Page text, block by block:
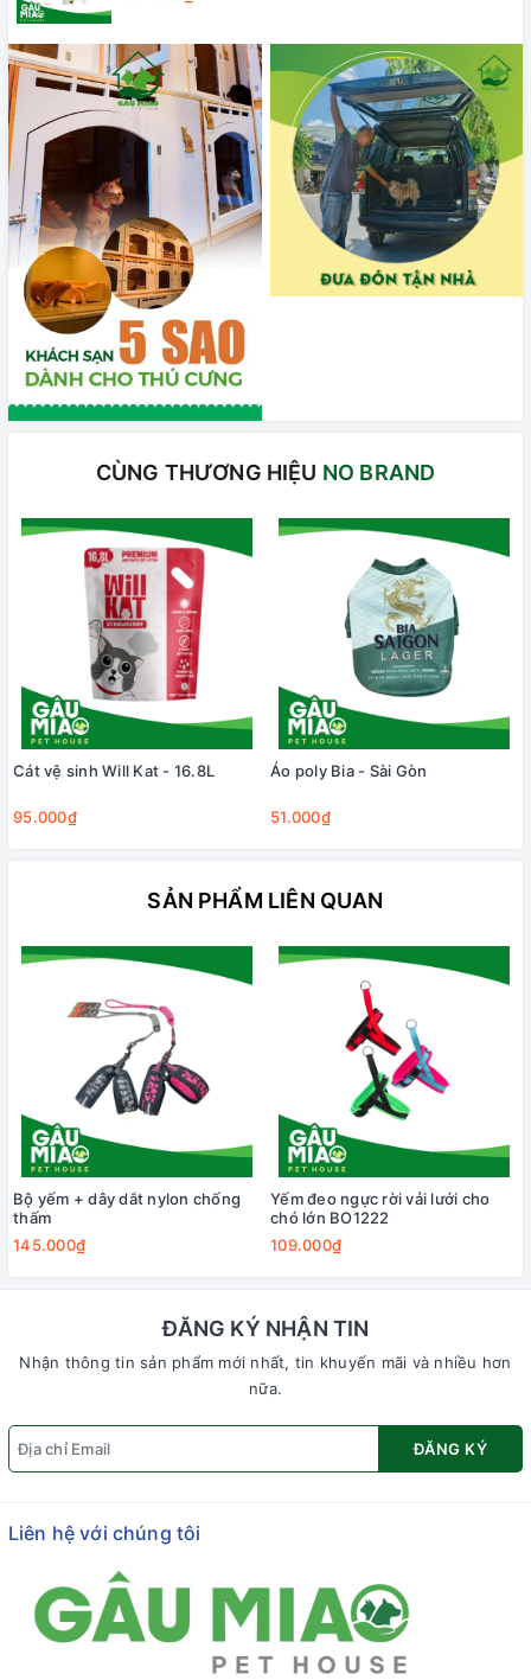
CÙNG THƯƠNG HIỆU NO BRAND
Cát vệ sinh Will Kat - 16.8L
95.000₫
Áo poly Bia - Sài Gòn
51.000₫
SẢN PHẨM LIÊN QUAN
Bộ yếm + dây dắt nylon chống
thấm
145.000₫
Yếm đeo ngực rời vải lưới cho
chó lớn BO1222
109.000₫
ĐĂNG KÝ NHẬN TIN
Nhận thông tin sản phẩm mới nhất, tin khuyến mãi và nhiều hơn
nữa.
ĐĂNG KÝ
Liên hệ với chúng tôi